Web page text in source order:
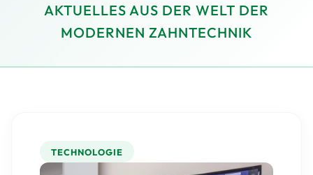
AKTUELLES AUS DER WELT DER
MODERNEN ZAHNTECHNIK
TECHNOLOGIE